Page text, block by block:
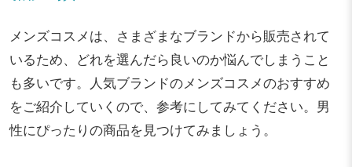
メンズコスメは、さまざまなブランドから販売されて
いるため、どれを選んだら良いのか悩んでしまうこと
も多いです。人気ブランドのメンズコスメのおすすめ
をご紹介していくので、参考にしてみてください。男
性にぴったりの商品を見つけてみましょう。